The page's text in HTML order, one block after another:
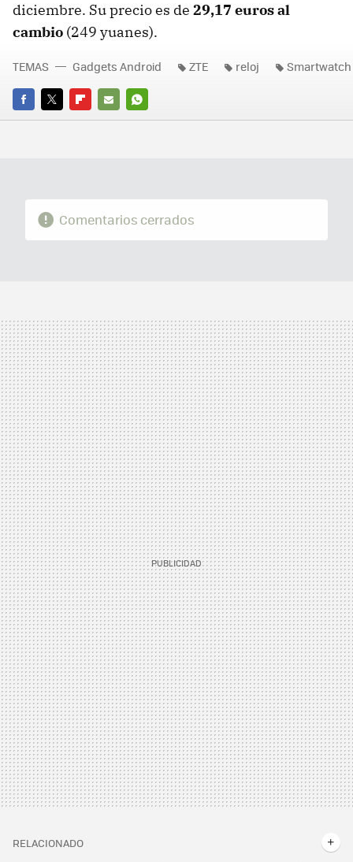
diciembre. Su precio es de 29,17 euros al
cambio (249 yuanes).
FACEBOOK
TWITTERFLIPBOARD
E-
WHATSAPP
TEMAS Gadgets Android ZTE reloj Smartwatch
Comentarios cerrados
RELACIONADO